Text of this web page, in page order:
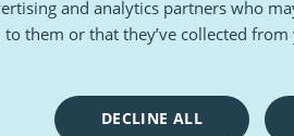
and analytics partners who
them or that they’ve collected
DECLINE ALL